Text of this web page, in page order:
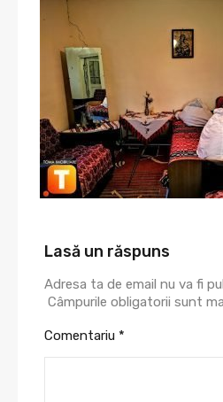
Lasă un răspuns
Adresa ta de email nu va fi
Câmpurile obligatorii sunt
Comentariu *